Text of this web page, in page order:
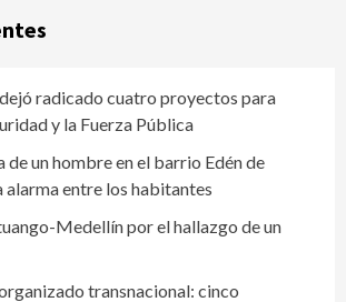
radicado cuatro proyectos para
y la Fuerza Pública
de un hombre en el barrio Edén de
entre los habitantes
Medellín por el hallazgo de un
transnacional: cinco